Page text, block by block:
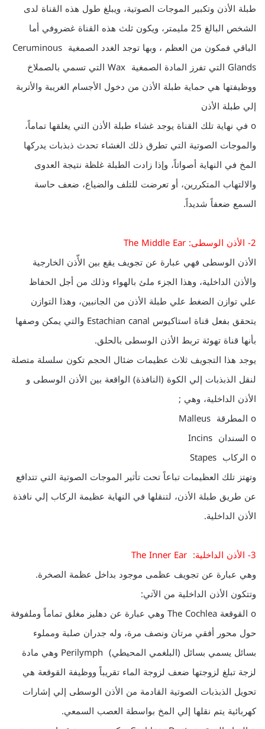
طبلة الأذن وتكبير الموجات الصوتية، ويبلغ طول هذه القناة لدى
الشخص البالغ 25 مليمتر، ويكون ثلث هذه القناة غضروفي أما
الباقي فمكون من العظم ، وبها توجد الغدد الصمغية Ceruminous
Glands التي تفرز المادة الصمغية Wax التي تسمي بالصملاخ
ووظيفتها هي حماية طبلة الأذن من دخول الأجسام الغريبة والأتربة
إلي طبلة الأذن
o في نهاية تلك القناة يوجد غشاء طبلة الأذن التي يغلقها تماماً،
والموجات الصوتية التي تطرق ذلك الغشاء تحدث ذبذبات يدركها
المخ في النهاية أصواتاً، وإذا زادت الطبلة غلظة نتيجة العدوى
والالتهاب المتكررين، أو تعرضت للتلف والضياع، ضعف حاسة
السمع ضعفاً شديداً.
2- الأذن الوسطى: The Middle Ear
الأذن الوسطى فهي عبارة عن تجويف يقع بين الأّذن الخارجية
والأذن الداخلية، وهذا الجزء ملئ بالهواء وذلك من أجل الحفاظ
علي توازن الضغط علي طبلة الأذن من الجانبين، وهذا التوازن
يتحقق بفعل قناة استاكيوس Estachian canal والتي يمكن وصفها
بأنها قناة تهوئة تربط الأذن الوسطى بالحلق.
يوجد هذا التجويف ثلاث عظيمات ضئال الحجم تكون سلسلة متصلة
لنقل الذبذبات إلي الكوة (النافذة) الواقعة بين الأذن الوسطى و
الأذن الداخلية، وهي ;
o المطرقة Malleus
o السندان Incins
o الركاب Stapes
وتهتز تلك العظيمات تباعاً تحت تأثير الموجات الصوتية التي تتدافع
عن طريق طبلة الأذن، لتنقلها في النهاية عظيمة الركاب إلي نافذة
الأذن الداخلية.
3- الأذن الداخلية: The Inner Ear
وهي عبارة عن تجويف عظمى موجود بداخل عظمة الصخرة.
وتتكون الأذن الداخلية من الآتي:
o القوقعة The Cochlea وهي عبارة عن دهليز مغلق تماماً وملفوفة
حول محور أفقي مرتان ونصف مرة، وله جدران صلبة ومملوء
بسائل يسمي بسائل (البلغمي المحيطي) Perilymph وهي مادة
لزجة تبلغ لزوجتها ضعف لزوجة الماء تقريباً ووظيفة القوقعة هي
تحويل الذبذبات الصوتية القادمة من الأذن الوسطى إلي إشارات
كهربائية يتم نقلها إلي المخ بواسطة العصب السمعي.